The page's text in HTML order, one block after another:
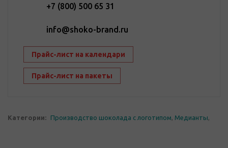
+7 (800) 500 65 31
info@shoko-brand.ru
Прайс-лист на календари
Прайс-лист на пакеты
Категории: Производство шоколада с логотипом, Медианты,